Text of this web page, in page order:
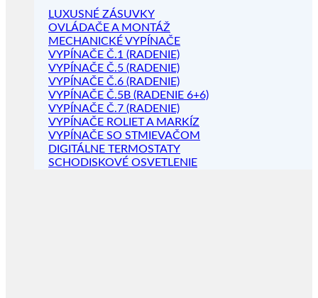
LUXUSNÉ ZÁSUVKY
OVLÁDAČE A MONTÁŽ
MECHANICKÉ VYPÍNAČE
VYPÍNAČE Č.1 (RADENIE)
VYPÍNAČE Č.5 (RADENIE)
VYPÍNAČE Č.6 (RADENIE)
VYPÍNAČE Č.5B (RADENIE 6+6)
VYPÍNAČE Č.7 (RADENIE)
VYPÍNAČE ROLIET A MARKÍZ
VYPÍNAČE SO STMIEVAČOM
DIGITÁLNE TERMOSTATY
SCHODISKOVÉ OSVETLENIE